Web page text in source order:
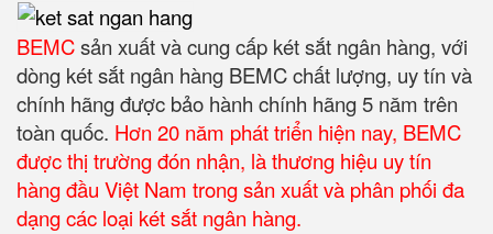
BEMCsản xuất và cung cấp két sắt ngân hàng, với
dòng két sắt ngân hàng BEMC chất lượng, uy tín và
chính hãng được bảo hành chính hãng 5 năm trên
toàn quốc. Hơn 20 năm phát triển hiện nay, BEMC
được thị trường đón nhận, là thương hiệu uy tín
hàng đầu Việt Nam trong sản xuất và phân phối đa
dạng các loại két sắt ngân hàng.